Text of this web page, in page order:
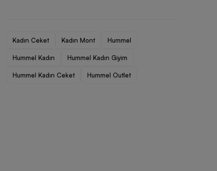
Kadın Ceket Kadın Mont Hummel
Hummel Kadın Hummel Kadın Giyim
Hummel Kadın Ceket Hummel Outlet